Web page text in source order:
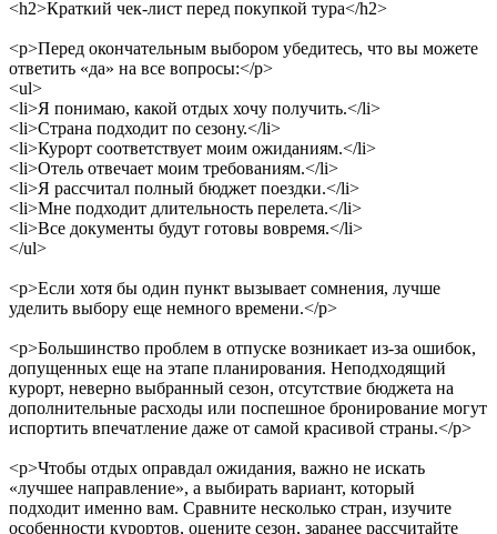
<h2>Краткий чек-лист перед покупкой тура</h2>
<p>Перед окончательным выбором убедитесь, что вы можете
ответить «да» на все вопросы:</p>
<ul>
<li>Я понимаю, какой отдых хочу получить.</li>
<li>Страна подходит по сезону.</li>
<li>Курорт соответствует моим ожиданиям.</li>
<li>Отель отвечает моим требованиям.</li>
<li>Я рассчитал полный бюджет поездки.</li>
<li>Мне подходит длительность перелета.</li>
<li>Все документы будут готовы вовремя.</li>
</ul>
<p>Если хотя бы один пункт вызывает сомнения, лучше
уделить выбору еще немного времени.</p>
<p>Большинство проблем в отпуске возникает из-за ошибок,
допущенных еще на этапе планирования. Неподходящий
курорт, неверно выбранный сезон, отсутствие бюджета на
дополнительные расходы или поспешное бронирование могут
испортить впечатление даже от самой красивой страны.</p>
<p>Чтобы отдых оправдал ожидания, важно не искать
«лучшее направление», а выбирать вариант, который
подходит именно вам. Сравните несколько стран, изучите
особенности курортов, оцените сезон, заранее рассчитайте